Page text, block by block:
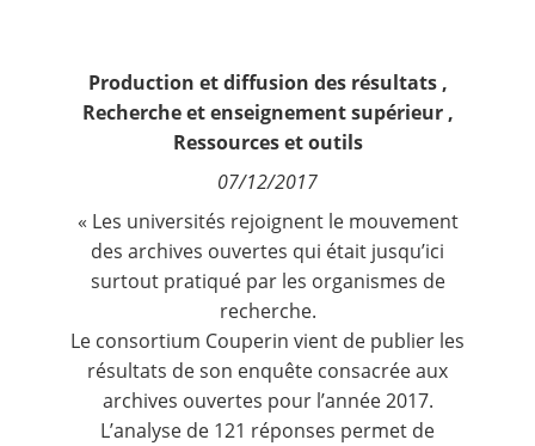
ContactProduction et diffusion des résultats,
Recherche et enseignement supérieur,
Ressources et outils
07/12/2017
« Les universités rejoignent le mouvement
des archives ouvertes qui était jusqu’ici
surtout pratiqué par les organismes de
recherche.
Le consortium Couperin vient de publier les
résultats de son enquête consacrée aux
archives ouvertes pour l’année 2017.
L’analyse de 121 réponses permet de